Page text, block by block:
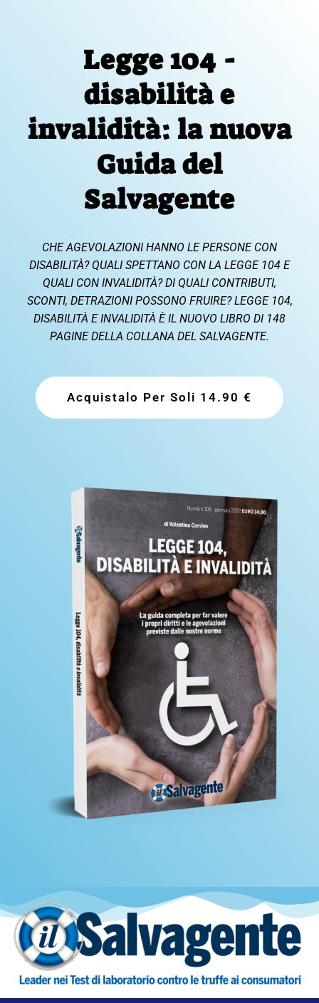
Legge 104 -
disabilità e
invalidità: la nuova
Guida del
Salvagente
CHE AGEVOLAZIONI HANNO LE PERSONE CON
DISABILITÀ? QUALI SPETTANO CON LA LEGGE 104 E
QUALI CON INVALIDITÀ? DI QUALI CONTRIBUTI,
SCONTI, DETRAZIONI POSSONO FRUIRE? LEGGE 104,
DISABILITÀ E INVALIDITÀ È IL NUOVO LIBRO DI 148
PAGINE DELLA COLLANA DEL SALVAGENTE.
Acquistalo Per Soli 14.90 €